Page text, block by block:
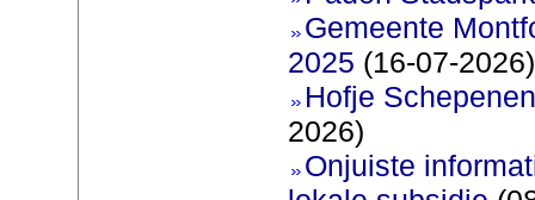
Gemeente
2025 (16-07-2026)
Hofje
2026)
Onjuiste